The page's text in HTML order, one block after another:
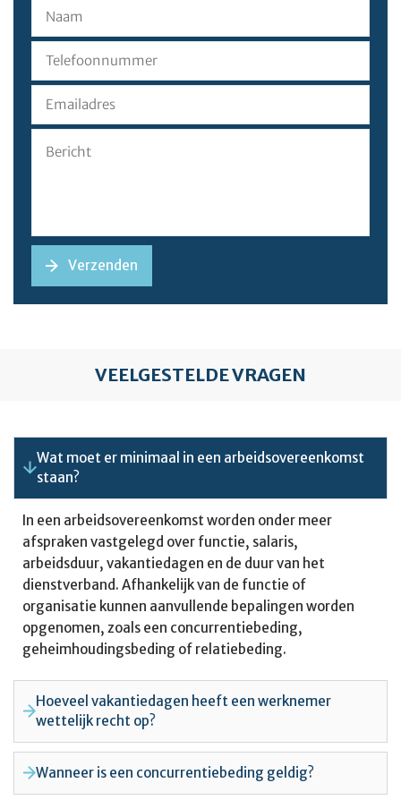
VEELGESTELDE VRAGEN
Wat moet er minimaal in een arbeidsovereenkomst
staan?
In een arbeidsovereenkomst worden onder meer
afspraken vastgelegd over functie, salaris,
arbeidsduur, vakantiedagen en de duur van het
dienstverband. Afhankelijk van de functie of
organisatie kunnen aanvullende bepalingen worden
opgenomen, zoals een concurrentiebeding,
geheimhoudingsbeding of relatiebeding.
Hoeveel vakantiedagen heeft een werknemer
wettelijk recht op?
Wanneer is een concurrentiebeding geldig?